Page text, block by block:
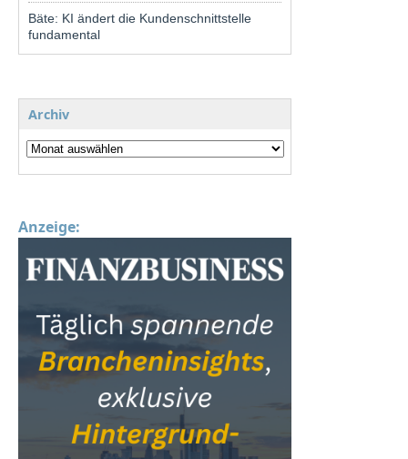
Bäte: KI ändert die Kundenschnittstelle
fundamental
Archiv
Anzeige: